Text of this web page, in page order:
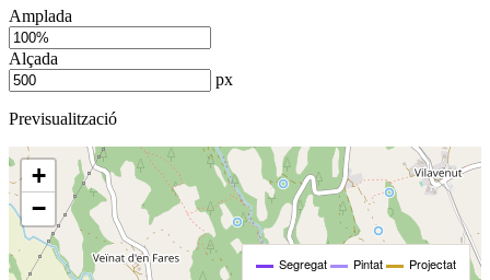
Amplada
Alçada
px
Previsualització